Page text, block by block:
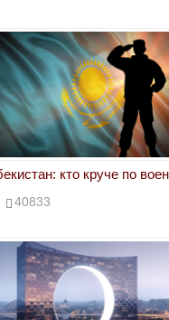
кто круче по
40833